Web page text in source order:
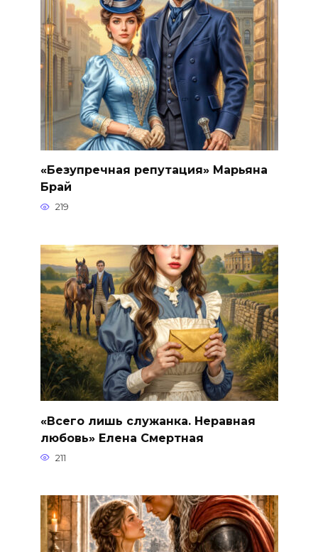
«Безупречная репутация» Марьяна
Брай
219
«Всего лишь служанка. Неравная
любовь» Елена Смертная
211